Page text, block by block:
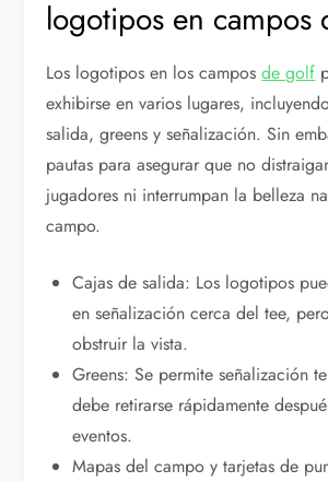
logotipos en campos
Los logotipos en los camposde golf
exhibirse en varios lugares,
salida, greens y señalización. Sin
pautas para asegurar que no
jugadores ni interrumpan la belleza
campo.
Cajas de salida: Los logotipos
en señalización cerca del tee,
obstruir la vista.
Greens: Se permite señalización
debe retirarse rápidamente
eventos.
Mapas del campo y tarjetas de